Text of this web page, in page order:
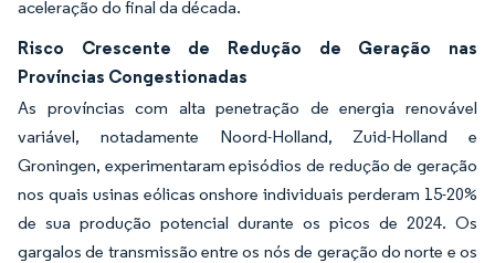
aceleração do final da década.
Risco Crescente de Redução de Geração nas
Províncias Congestionadas
As províncias com alta penetração de energia renovável
variável, notadamente Noord-Holland, Zuid-Holland e
Groningen, experimentaram episódios de redução de geração
nos quais usinas eólicas onshore individuais perderam 15-20%
de sua produção potencial durante os picos de 2024. Os
gargalos de transmissão entre os nós de geração do norte e os